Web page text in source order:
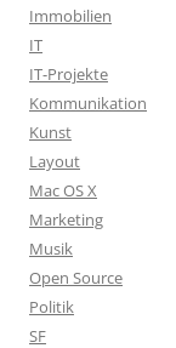
Immobilien
IT
IT-Projekte
Kommunikation
Kunst
Layout
Mac OS X
Marketing
Musik
Open Source
Politik
SF